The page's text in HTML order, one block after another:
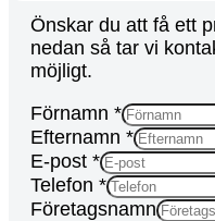
Önskar du att få ett
nedan så tar vi
möjligt.
Förnamn *
Efternamn *
E-post *
Telefon *
Företagsnamn